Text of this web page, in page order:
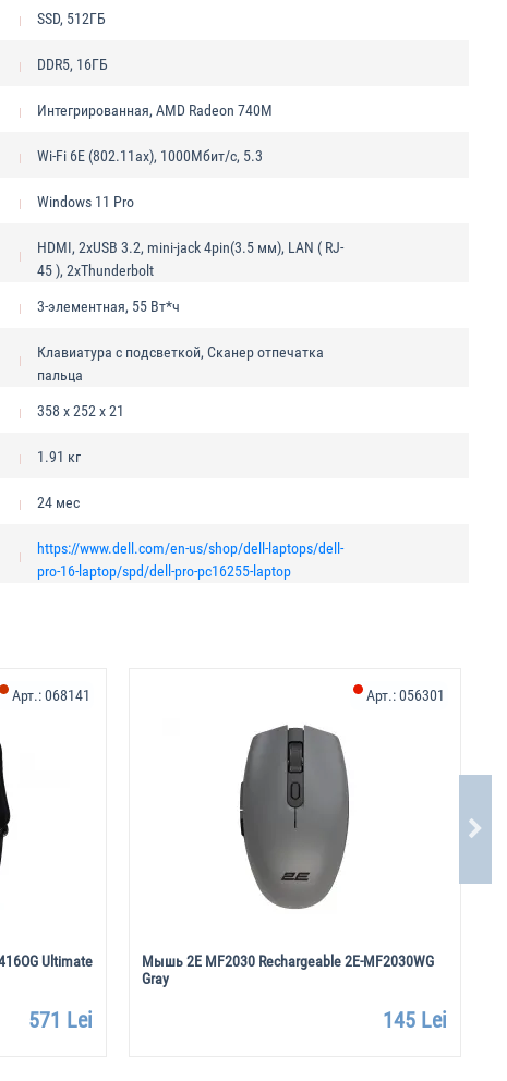
SSD, 512ГБ
DDR5, 16ГБ
Интегрированная, AMD Radeon 740M
Wi-Fi 6E (802.11ax), 1000Мбит/с, 5.3
Windows 11 Pro
HDMI, 2xUSB 3.2, mini-jack 4pin(3.5 мм), LAN ( RJ-
45 ), 2xThunderbolt
3-элементная, 55 Вт*ч
Клавиатура с подсветкой, Сканер отпечатка
пальца
358 х 252 х 21
1.91 кг
24 мес
https://www.dell.com/en-us/shop/dell-laptops/dell-
pro-16-laptop/spd/dell-pro-pc16255-laptop
Ultimate
Арт.:068141
571 Lei
Мышь 2E MF2030 Rechargeable 2E-MF2030WG
Gray
Арт.:056301
145 Lei